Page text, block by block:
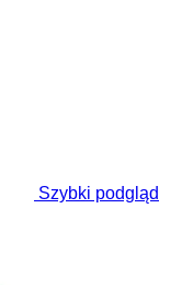
Szybki podgląd